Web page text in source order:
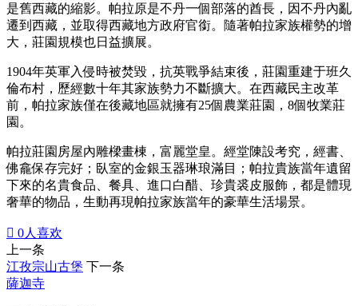
是舊西藏的縮影。帕拉原是不丹一個部落的酋長，因不丹內亂
遷到西藏，並取得西藏地方政府官銜。隨著帕拉家族權勢的增
大，莊園規模也日益擴展。
1904年英軍入侵時被焚毀，抗英戰爭結束後，莊園重建于班久
倫布村，歷經數十年其家族勢力不斷擴大。在西藏民主改革
前，帕拉家族僅在後藏地區就擁有25個農業莊園，8個牧業莊
園。
帕拉莊園房屋內雕樑畫棟，富麗堂皇。經堂陳設考究，經書、
佛龕保存完好；臥室的金銀玉器琳琅滿目；帕拉貴族當年遺留
下來的名貴食品、餐具、進口白醋、珍貴裘皮服飾，都是體現
奢華的物品，生動再現帕拉家族當年的豪華生活場景。
 0人喜欢
上一条
江孜宗山古堡 下一条
薩迦寺